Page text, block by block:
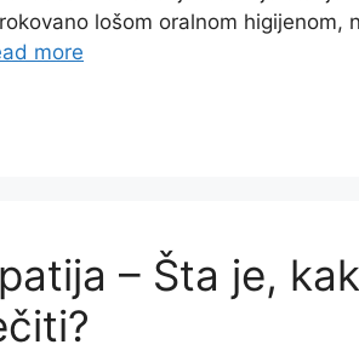
lošom oralnom higijenom,
more
– Šta je,